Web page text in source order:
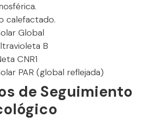
calefactado.
Global
B
CNR1
PAR (global reflejada)
de Seguimiento